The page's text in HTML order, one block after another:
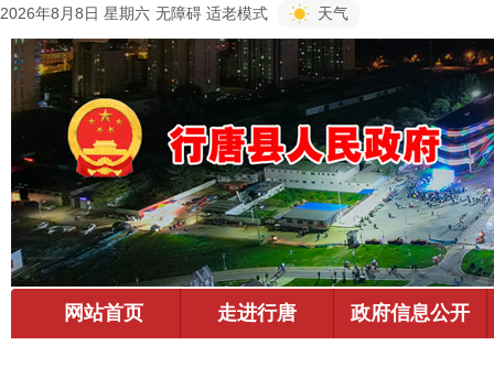
2026年8月8日 星期六 无障碍 适老模式 天气